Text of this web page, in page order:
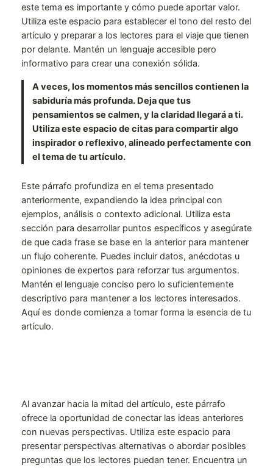
este tema es importante y cómo puede aportar valor.
Utiliza este espacio para establecer el tono del resto del
artículo y preparar a los lectores para el viaje que tienen
por delante. Mantén un lenguaje accesible pero
informativo para crear una conexión sólida.
A veces, los momentos más sencillos contienen la
sabiduría más profunda. Deja que tus
pensamientos se calmen, y la claridad llegará a ti.
Utiliza este espacio de citas para compartir algo
inspirador o reflexivo, alineado perfectamente con
el tema de tu artículo.
Este párrafo profundiza en el tema presentado
anteriormente, expandiendo la idea principal con
ejemplos, análisis o contexto adicional. Utiliza esta
sección para desarrollar puntos específicos y asegúrate
de que cada frase se base en la anterior para mantener
un flujo coherente. Puedes incluir datos, anécdotas u
opiniones de expertos para reforzar tus argumentos.
Mantén el lenguaje conciso pero lo suficientemente
descriptivo para mantener a los lectores interesados.
Aquí es donde comienza a tomar forma la esencia de tu
artículo.
Al avanzar hacia la mitad del artículo, este párrafo
ofrece la oportunidad de conectar las ideas anteriores
con nuevas perspectivas. Utiliza este espacio para
presentar perspectivas alternativas o abordar posibles
preguntas que los lectores puedan tener. Encuentra un